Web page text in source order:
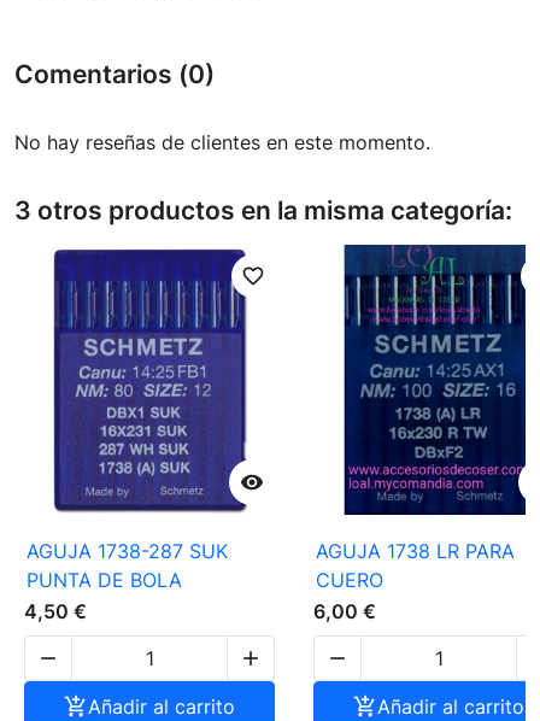
Comentarios (0)
No hay reseñas de clientes en este momento.
3 otros productos en la misma categoría:

favorite_border
AGUJA 1738-287 SUK
PUNTA DE BOLA
4,50 €


Añadir al carrito
AGUJA 1738 LR PARA
CUERO
6,00 €

Añadir al carrito